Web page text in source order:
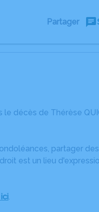
Partager
décès de Thérèse
partager
est un lieu
.